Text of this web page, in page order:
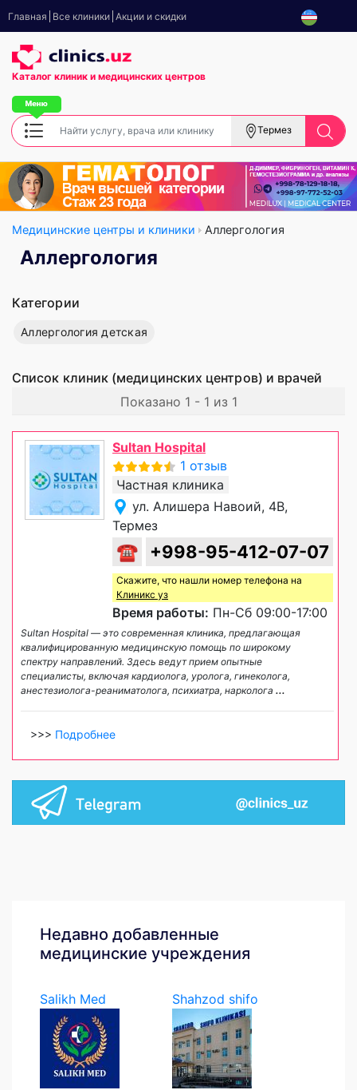
Главная Все клиники Акции и скидки
Каталог клиник и медицинских центров
Термез
Медицинские центры и клиники Аллергология
Аллергология
Категории
Аллергология детская
Список клиник (медицинских центров) и врачей
Показано 1 - 1 из 1
Sultan Hospital
1 отзыв
Частная клиника
ул. Алишера Навоий, 4B,
Термез
☎ +998-95-412-07-07
Скажите, что нашли номер телефона на
Клиникс уз
Время работы: Пн-Сб 09:00-17:00
Sultan Hospital — это современная клиника, предлагающая
квалифицированную медицинскую помощь по широкому
спектру направлений. Здесь ведут прием опытные
специалисты, включая кардиолога, уролога, гинеколога,
анестезиолога-реаниматолога, психиатра, нарколога ...
>>> Подробнее
Недавно добавленные
медицинские учреждения
Salikh Med
Shahzod shifo
klinikasi